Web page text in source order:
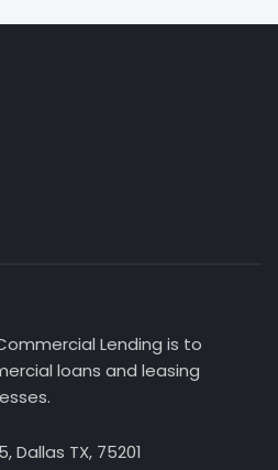
Lending is to
loans and leasing
Dallas TX, 75201